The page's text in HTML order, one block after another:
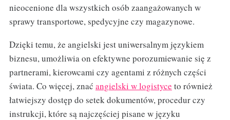
nieocenione dla wszystkich osób zaangażowanych w
sprawy transportowe, spedycyjne czy magazynowe.
Dzięki temu, że angielski jest uniwersalnym językiem
biznesu, umożliwia on efektywne porozumiewanie się z
partnerami, kierowcami czy agentami z różnych części
świata. Co więcej, znać angielski w logistyce to również
łatwiejszy dostęp do setek dokumentów, procedur czy
instrukcji, które są najczęściej pisane w języku